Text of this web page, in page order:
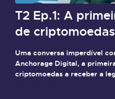
T2 Ep.1: A
de
Uma conversa imperdível
Anchorage Digital, a
criptomoedas a receber a